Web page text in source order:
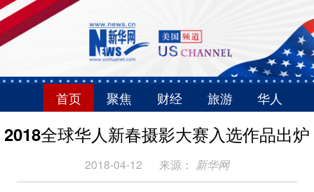
首页 聚焦 财经 旅游 华人
2018全球华人新春摄影大赛入选作品出炉
2018-04-12 来源： 新华网